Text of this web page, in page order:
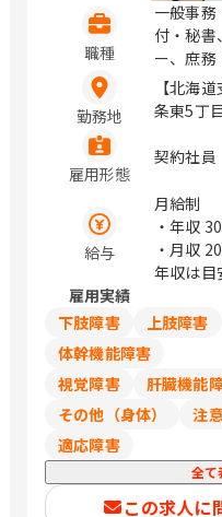
職種
一般事務
付・秘書
ー、庶務
勤務地
【北海
条東5丁
1丁目11
町1番6号 関
店】 広
和光稲荷町ビル 【九
岡市中央
雇用形態
契約社員
給与
月給制
・年収
・月収
年収は目
雇用実績
下肢障害
上肢障害
体幹機能障害
視覚障害
肝臓機能
その他（身体）
注
適応障害
全て
この求人に